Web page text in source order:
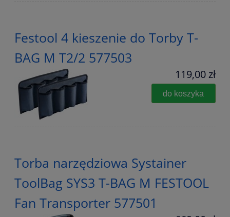
Festool 4 kieszenie do Torby T-
BAG M T2/2 577503
119,00 zł
do koszyka
Torba narzędziowa Systainer
ToolBag SYS3 T-BAG M FESTOOL
Fan Transporter 577501